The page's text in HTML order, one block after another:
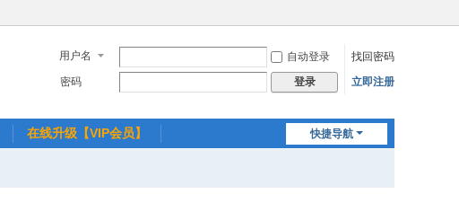
用户名 自动登录
找回密码
密码
登录 立即注册
快捷导航
在线升级【VIP会员】